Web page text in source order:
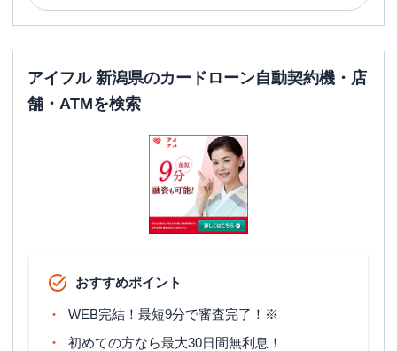
アイフル 新潟県のカードローン自動契約機・店
舗・ATMを検索
おすすめポイント
WEB完結！最短9分で審査完了！※
初めての方なら最大30日間無利息！